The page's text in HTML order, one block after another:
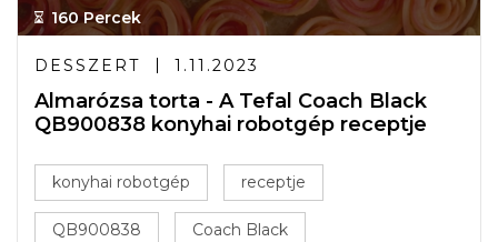
160 Percek
DESSZERT 1.11.2023
Almarózsa torta - A Tefal Coach Black
QB900838 konyhai robotgép receptje
konyhai robotgép receptje
QB900838 Coach Black